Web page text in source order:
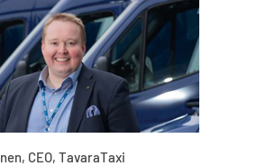
CEO, TavaraTaxi